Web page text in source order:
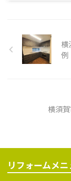
横
例
横須
リフォームメニ